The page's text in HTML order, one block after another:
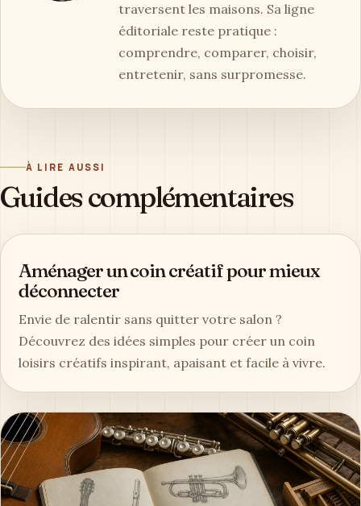
traversent les maisons. Sa ligne
éditoriale reste pratique :
comprendre, comparer, choisir,
entretenir, sans surpromesse.
À LIRE AUSSI
Guides complémentaires
Aménager un coin créatif pour mieux
déconnecter
Envie de ralentir sans quitter votre salon ?
Découvrez des idées simples pour créer un coin
loisirs créatifs inspirant, apaisant et facile à vivre.